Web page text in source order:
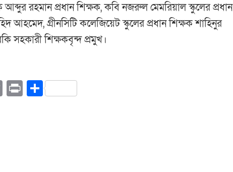
আব্দুর রহমান প্রধান শিক্ষক, কবি নজরুল মেমরিয়াল স্কুলের প্রধান
গ্রীনসিটি কলেজিয়েট স্কুলের প্রধান শিক্ষক শাহিনুর
সহকারী শিক্ষকবৃন্দ প্রমুখ।
Copy
PrintShare